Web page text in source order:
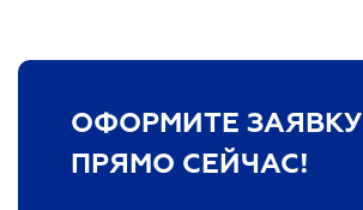
ОФОРМИТЕ ЗАЯВКУ
ПРЯМО СЕЙЧАС!